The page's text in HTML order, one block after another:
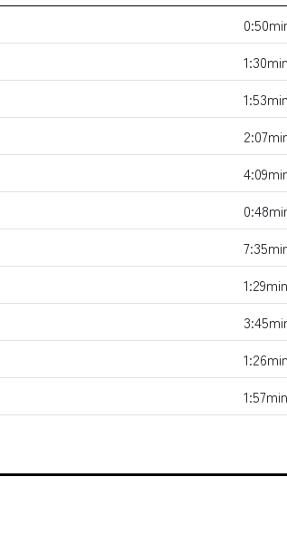
1:30min
1:53min
1:29min
1:26min
1:57min